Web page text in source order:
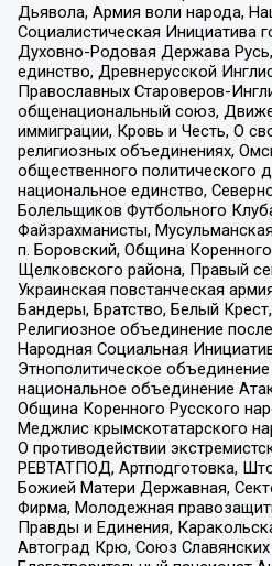
Дьявола, Армия воли народа,
Социалистическая Инициатива
Духовно-Родовая Держава
единство, Древнерусской
Православных Староверов-
общенациональный союз,
иммиграции, Кровь и Честь, О
религиозных объединениях,
общественного политического
национальное единство,
Болельщиков Футбольного
Файзрахманисты,
п. Боровский, Община
Щелковского района, Правый
Украинская повстанческая
Бандеры, Братство, Белый
Религиозное объединение
Народная Социальная
Этнополитическое
национальное объединение
Община Коренного Русского
Меджлис крымскотатарского
О противодействии
РЕВТАТПОД, Артподготовка,
Божией Матери Державная,
Фирма, Молодежная
Правды и Единения,
Автоград Крю, Союз